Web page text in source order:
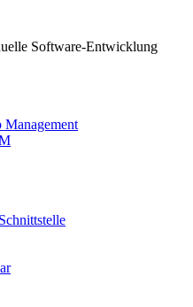
Software-Entwicklung
Management